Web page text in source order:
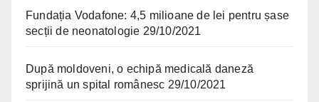
Fundația Vodafone: 4,5 milioane de lei pentru șase
secții de neonatologie 29/10/2021
După moldoveni, o echipă medicală daneză
sprijină un spital românesc 29/10/2021